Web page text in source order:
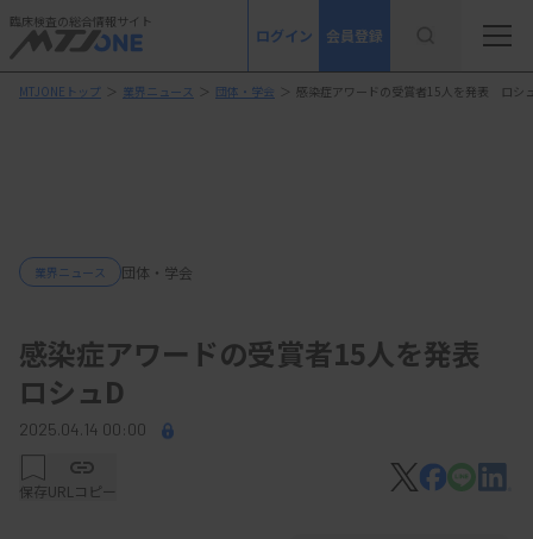
臨床検査の総合情報サイト
ログイン 会員登録
MTJONEトップ ＞ 業界ニュース ＞ 団体・学会 ＞ 感染症アワードの受賞者15人を発表 ロシ
業界ニュース 団体・学会
感染症アワードの受賞者15人を発表
ロシュD
2025.04.14 00:00
保存URLコピー